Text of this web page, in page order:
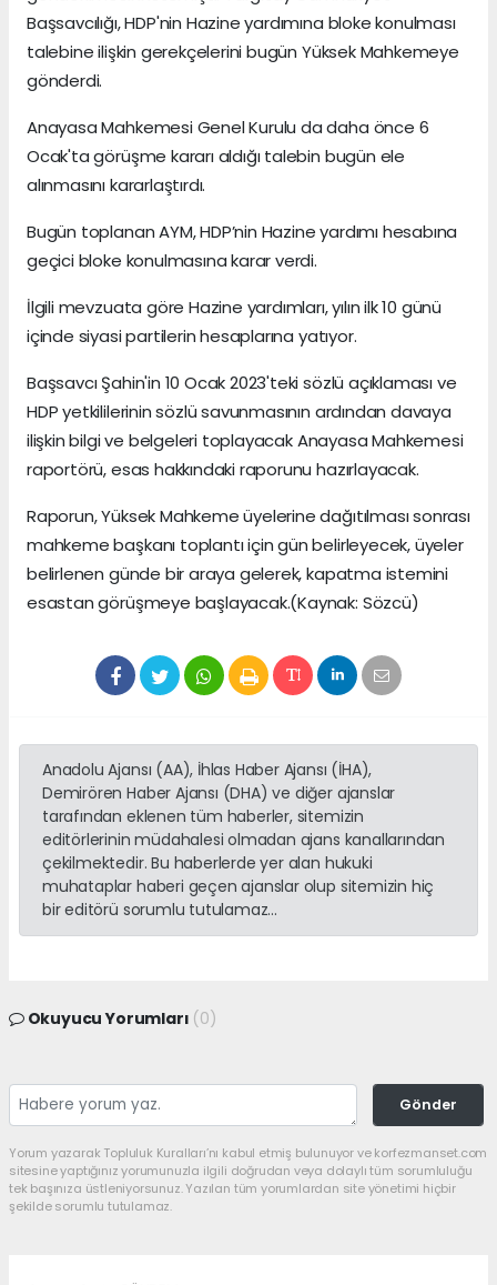
Başsavcılığı, HDP'nin Hazine yardımına bloke konulması
talebine ilişkin gerekçelerini bugün Yüksek Mahkemeye
gönderdi.
Anayasa Mahkemesi Genel Kurulu da daha önce 6
Ocak'ta görüşme kararı aldığı talebin bugün ele
alınmasını kararlaştırdı.
Bugün toplanan AYM, HDP’nin Hazine yardımı hesabına
geçici bloke konulmasına karar verdi.
İlgili mevzuata göre Hazine yardımları, yılın ilk 10 günü
içinde siyasi partilerin hesaplarına yatıyor.
Başsavcı Şahin'in 10 Ocak 2023'teki sözlü açıklaması ve
HDP yetkililerinin sözlü savunmasının ardından davaya
ilişkin bilgi ve belgeleri toplayacak Anayasa Mahkemesi
raportörü, esas hakkındaki raporunu hazırlayacak.
Raporun, Yüksek Mahkeme üyelerine dağıtılması sonrası
mahkeme başkanı toplantı için gün belirleyecek, üyeler
belirlenen günde bir araya gelerek, kapatma istemini
esastan görüşmeye başlayacak.(Kaynak: Sözcü)
Anadolu Ajansı (AA), İhlas Haber Ajansı (İHA),
Demirören Haber Ajansı (DHA) ve diğer ajanslar
tarafından eklenen tüm haberler, sitemizin
editörlerinin müdahalesi olmadan ajans kanallarından
çekilmektedir. Bu haberlerde yer alan hukuki
muhataplar haberi geçen ajanslar olup sitemizin hiç
bir editörü sorumlu tutulamaz...
Okuyucu Yorumları (0)
Gönder
Yorum yazarak Topluluk Kuralları’nı kabul etmiş bulunuyor ve korfezmanset.com
sitesine yaptığınız yorumunuzla ilgili doğrudan veya dolaylı tüm sorumluluğu
tek başınıza üstleniyorsunuz. Yazılan tüm yorumlardan site yönetimi hiçbir
şekilde sorumlu tutulamaz.